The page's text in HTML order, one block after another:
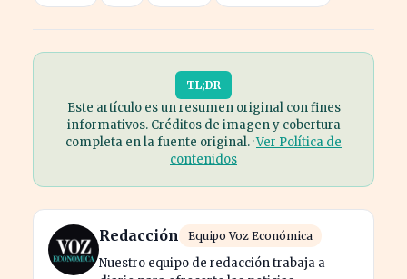
TL;DR
Este artículo es un resumen original con fines
informativos. Créditos de imagen y cobertura
completa en la fuente original. ·Ver Política de
contenidos
Redacción Equipo Voz Económica
Nuestro equipo de redacción trabaja a